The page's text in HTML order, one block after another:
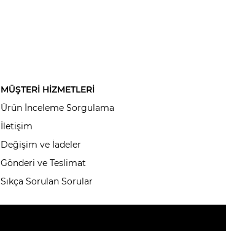
MÜŞTERİ HİZMETLERİ
Ürün İnceleme Sorgulama
İletişim
Değişim ve İadeler
Gönderi ve Teslimat
Sıkça Sorulan Sorular